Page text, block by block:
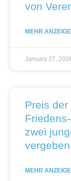
von
MEHR
January 27,
Preis der
zwei
vergeben
MEHR